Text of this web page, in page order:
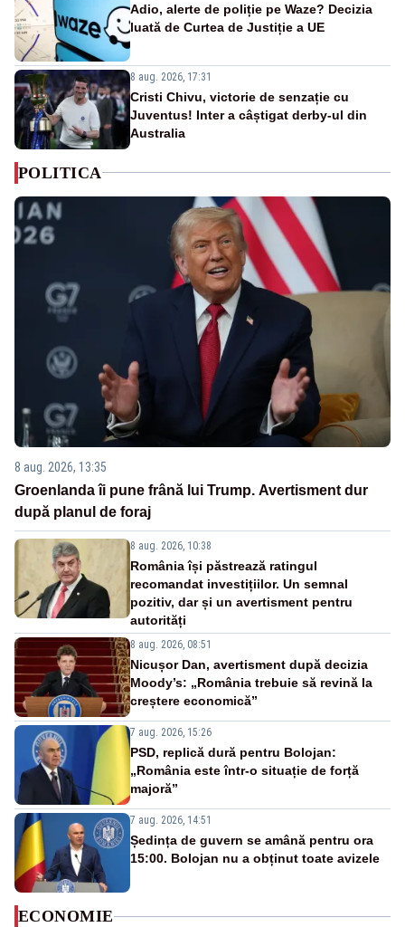
Adio, alerte de poliție pe Waze? Decizia
luată de Curtea de Justiție a UE
8 aug. 2026, 17:31
Cristi Chivu, victorie de senzație cu
Juventus! Inter a câștigat derby-ul din
Australia
POLITICA
8 aug. 2026, 13:35
Groenlanda îi pune frână lui Trump. Avertisment dur
după planul de foraj
8 aug. 2026, 10:38
România își păstrează ratingul
recomandat investițiilor. Un semnal
pozitiv, dar și un avertisment pentru
autorități
8 aug. 2026, 08:51
Nicușor Dan, avertisment după decizia
Moody’s: „România trebuie să revină la
creștere economică”
7 aug. 2026, 15:26
PSD, replică dură pentru Bolojan:
„România este într-o situație de forță
majoră”
7 aug. 2026, 14:51
Ședința de guvern se amână pentru ora
15:00. Bolojan nu a obținut toate avizele
ECONOMIE